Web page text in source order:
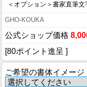
＜オプション＞書家直筆
GHO-KOUKA
公式ショップ価格
[80ポイント進呈 ]
ご希望の書体イメージ